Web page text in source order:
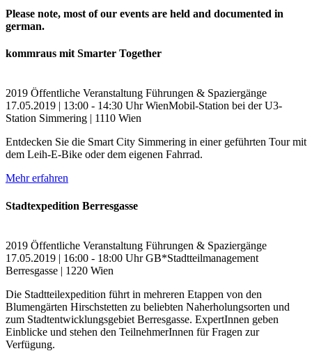
Please note, most of our events are held and documented in
german.
kommraus mit Smarter Together
2019 Öffentliche Veranstaltung Führungen & Spaziergänge
17.05.2019 | 13:00 - 14:30 Uhr WienMobil-Station bei der U3-
Station Simmering | 1110 Wien
Entdecken Sie die Smart City Simmering in einer geführten Tour mit
dem Leih-E-Bike oder dem eigenen Fahrrad.
Mehr erfahren
Stadtexpedition Berresgasse
2019 Öffentliche Veranstaltung Führungen & Spaziergänge
17.05.2019 | 16:00 - 18:00 Uhr GB*Stadtteilmanagement
Berresgasse | 1220 Wien
Die Stadtteilexpedition führt in mehreren Etappen von den
Blumengärten Hirschstetten zu beliebten Naherholungsorten und
zum Stadtentwicklungsgebiet Berresgasse. ExpertInnen geben
Einblicke und stehen den TeilnehmerInnen für Fragen zur
Verfügung.